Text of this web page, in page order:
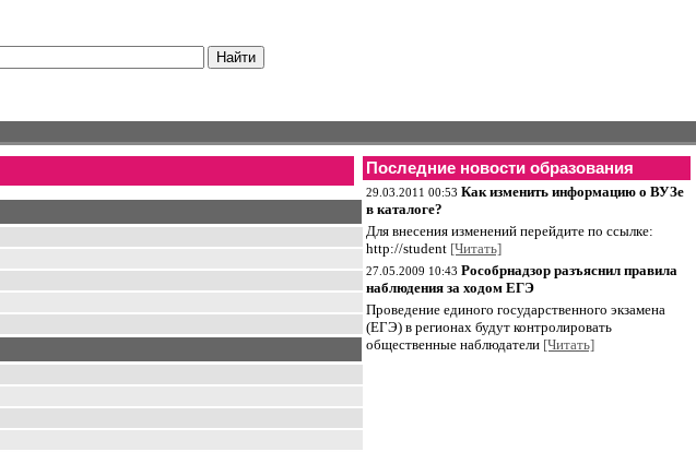
Последние новости образования
29.03.2011 00:53 Как изменить информацию о ВУЗе
в каталоге?
Для внесения изменений перейдите по ссылке:
http://student [Читать]
27.05.2009 10:43 Рособрнадзор разъяснил правила
наблюдения за ходом ЕГЭ
Проведение единого государственного экзамена
(ЕГЭ) в регионах будут контролировать
общественные наблюдатели [Читать]